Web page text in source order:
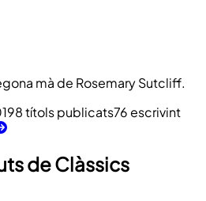
mà de Rosemary Sutcliff.
198 títols publicats76 escrivint
de Clàssics